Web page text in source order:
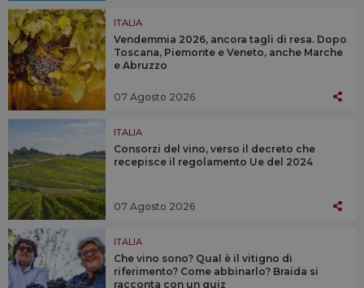
ITALIA
Vendemmia 2026, ancora tagli di resa. Dopo
Toscana, Piemonte e Veneto, anche Marche
e Abruzzo
07 Agosto 2026
ITALIA
Consorzi del vino, verso il decreto che
recepisce il regolamento Ue del 2024
07 Agosto 2026
ITALIA
Che vino sono? Qual è il vitigno di
riferimento? Come abbinarlo? Braida si
racconta con un quiz